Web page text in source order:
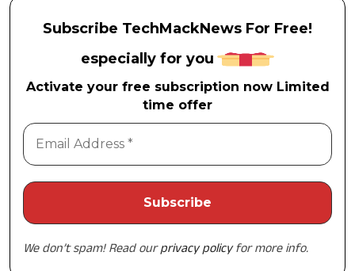
Subscribe TechMackNews For Free!
especially for you
Activate your free subscription now Limited
time offer
We don’t spam! Read ourprivacy policyfor more info.